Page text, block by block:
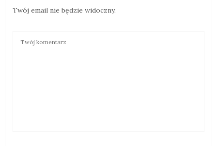
Twój email nie będzie widoczny.